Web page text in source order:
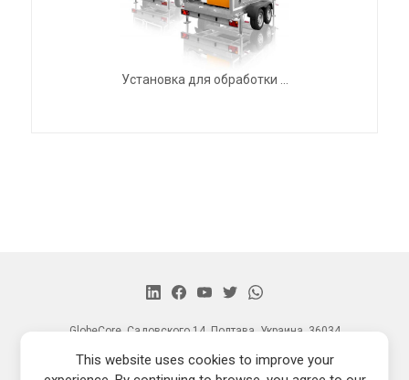
Установка для обработки ...
Продукция
GlobeCore, Садовского 14, Полтава, Украина, 36034
This website uses cookies to improve your